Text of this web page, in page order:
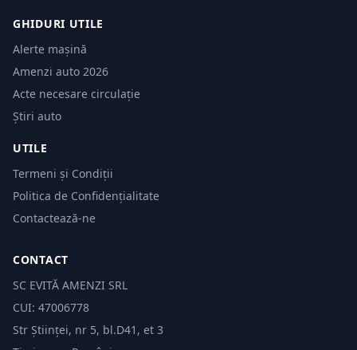
GHIDURI UTILE
Alerte mașină
Amenzi auto 2026
Acte necesare circulație
Știri auto
UTILE
Termeni și Condiții
Politica de Confidențialitate
Contactează-ne
CONTACT
SC EVITĂ AMENZI SRL
CUI: 47006778
Str Științei, nr 5, bl.D41, et 3